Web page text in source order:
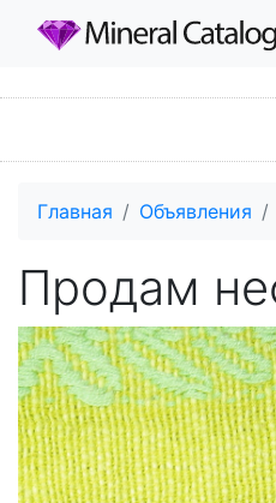
Главная Объявления
Продам